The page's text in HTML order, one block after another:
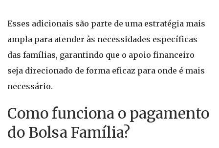
Esses adicionais são parte de uma estratégia mais
ampla para atender às necessidades específicas
das famílias, garantindo que o apoio financeiro
seja direcionado de forma eficaz para onde é mais
necessário.
Como funciona o pagamento
do Bolsa Família?